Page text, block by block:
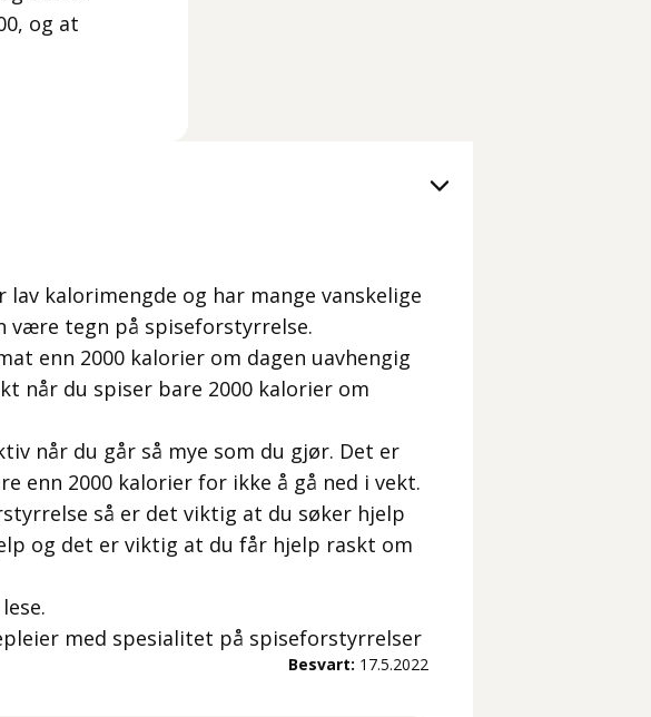
og at
kalorimengde og har mange vanskelige
være tegn på spiseforstyrrelse.
enn 2000 kalorier om dagen uavhengig
når du spiser bare 2000 kalorier om
når du går så mye som du gjør. Det er
enn 2000 kalorier for ikke å gå ned i vekt.
så er det viktig at du søker hjelp
og det er viktig at du får hjelp raskt om
med spesialitet på spiseforstyrrelser
Besvart: 17.5.2022